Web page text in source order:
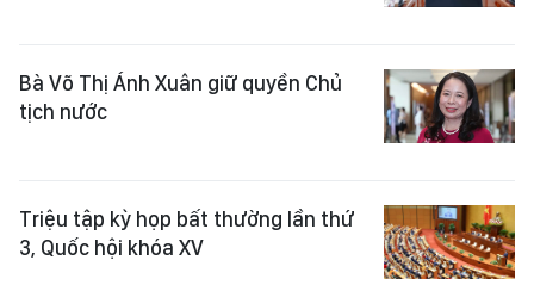
Bà Võ Thị Ánh Xuân giữ quyền Chủ
tịch nước
Triệu tập kỳ họp bất thường lần thứ
3, Quốc hội khóa XV